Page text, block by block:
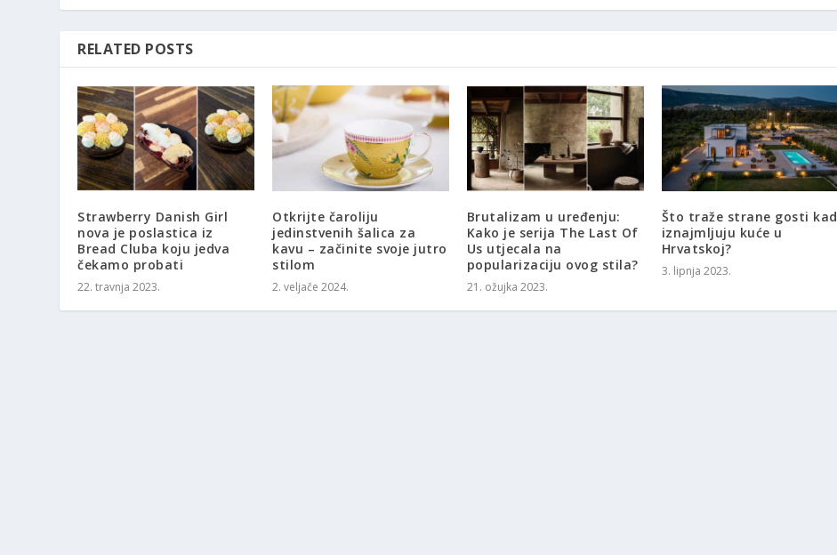
RELATED POSTS
Strawberry Danish Girl
nova je poslastica iz
Bread Cluba koju jedva
čekamo probati
22. travnja 2023.
Otkrijte čaroliju
jedinstvenih šalica za
kavu – začinite svoje jutro
stilom
2. veljače 2024.
Brutalizam u uređenju:
Kako je serija The Last Of
Us utjecala na
popularizaciju ovog stila?
21. ožujka 2023.
Što traže strane gosti kad
iznajmljuju kuće u
Hrvatskoj?
3. lipnja 2023.